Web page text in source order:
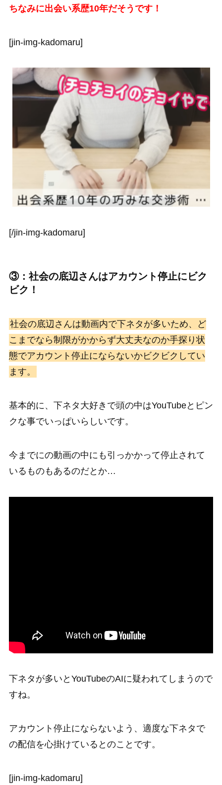
ちなみに出会い系歴10年だそうです！
[jin-img-kadomaru]
[/jin-img-kadomaru]
③：社会の底辺さんはアカウント停止にビク
ビク！
社会の底辺さんは動画内で下ネタが多いため、ど
こまでなら制限がかからず大丈夫なのか手探り状
態でアカウント停止にならないかビクビクしてい
ます。
基本的に、下ネタ大好きで頭の中はYouTubeとピン
クな事でいっぱいらしいです。
今までにの動画の中にも引っかかって停止されて
いるものもあるのだとか…
下ネタが多いとYouTubeのAIに疑われてしまうので
すね。
アカウント停止にならないよう、適度な下ネタで
の配信を心掛けているとのことです。
[jin-img-kadomaru]